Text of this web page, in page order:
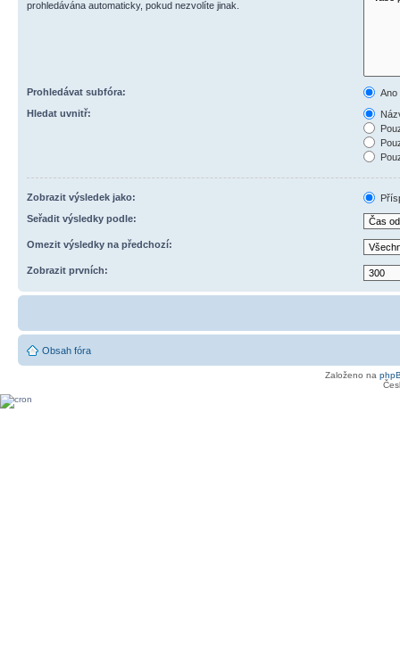
prohledávána automaticky, pokud nezvolíte jinak.
Prohledávat subfóra:
Ano
Hledat uvnitř:
Zobrazit výsledek jako:
Seřadit výsledky podle:
Omezit výsledky na předchozí:
Zobrazit prvních:
Obsah fóra
Založeno na